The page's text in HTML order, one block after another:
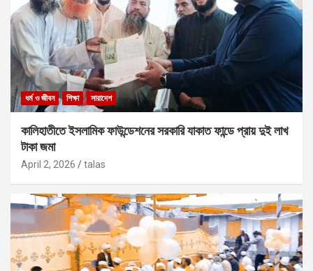
ধর্ম ও জীবন শিক্ষা সারাদেশ
কালিহাতীতে ইসলামিক ফাউন্ডেশনের সরকারি যাকাত ফান্ডে প্রায় দুই লাখ
টাকা জমা
April 2, 2026 talas